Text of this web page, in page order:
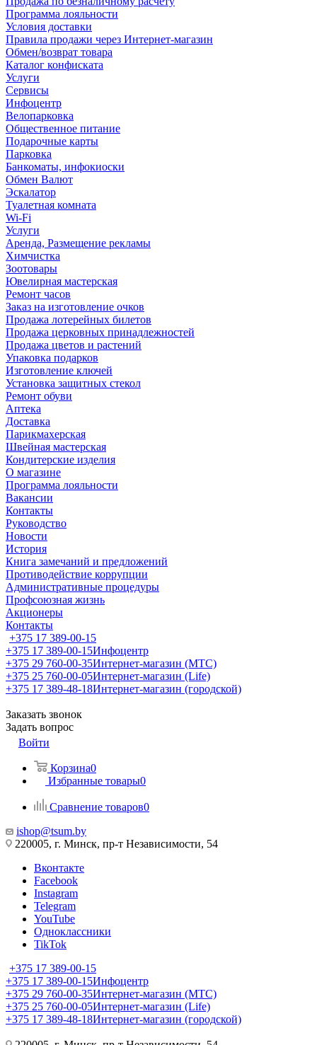
Программа лояльности
Условия доставки
Правила продажи через Интернет-магазин
Обмен/возврат товара
Каталог конфиската
Услуги
Сервисы
Инфоцентр
Велопарковка
Общественное питание
Подарочные карты
Парковка
Банкоматы, инфокиоски
Обмен Валют
Эскалатор
Туалетная комната
Wi-Fi
Услуги
Аренда, Размещение рекламы
Химчистка
Зоотовары
Ювелирная мастерская
Ремонт часов
Заказ на изготовление очков
Продажа лотерейных билетов
Продажа церковных принадлежностей
Продажа цветов и растений
Упаковка подарков
Изготовление ключей
Установка защитных стекол
Ремонт обуви
Аптека
Доставка
Парикмахерская
Швейная мастерская
Кондитерские изделия
О магазине
Программа лояльности
Вакансии
Контакты
Руководство
Новости
История
Книга замечаний и предложений
Противодействие коррупции
Административные процедуры
Профсоюзная жизнь
Акционеры
Контакты
+375 17 389-00-15
+375 17 389-00-15Инфоцентр
+375 29 760-00-35Интернет-магазин (МТС)
+375 25 760-00-05Интернет-магазин (Life)
+375 17 389-48-18Интернет-магазин (городской)
Заказать звонок
Задать вопрос
Войти
Корзина0
Избранные товары0
Сравнение товаров0
ishop@tsum.by
220005, г. Минск, пр-т Независимости, 54
Вконтакте
Facebook
Instagram
Telegram
YouTube
Одноклассники
TikTok
+375 17 389-00-15
+375 17 389-00-15Инфоцентр
+375 29 760-00-35Интернет-магазин (МТС)
+375 25 760-00-05Интернет-магазин (Life)
+375 17 389-48-18Интернет-магазин (городской)